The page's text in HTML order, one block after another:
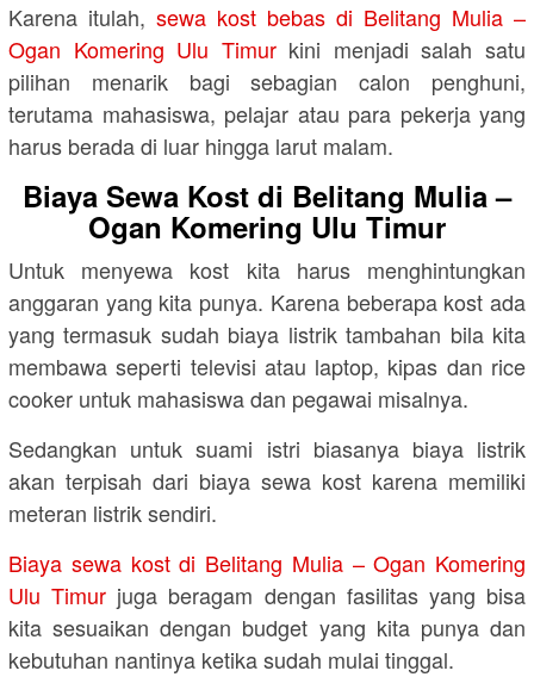
Karena itulah, sewa kost bebas di Belitang Mulia –
Ogan Komering Ulu Timurkini menjadi salah satu
pilihan menarik bagi sebagian calon penghuni,
terutama mahasiswa, pelajar atau para pekerja yang
harus berada di luar hingga larut malam.
Biaya Sewa Kost di Belitang Mulia –
Ogan Komering Ulu Timur
Untuk menyewa kost kita harus menghintungkan
anggaran yang kita punya. Karena beberapa kost ada
yang termasuk sudah biaya listrik tambahan bila kita
membawa seperti televisi atau laptop, kipas dan rice
cooker untuk mahasiswa dan pegawai misalnya.
Sedangkan untuk suami istri biasanya biaya listrik
akan terpisah dari biaya sewa kost karena memiliki
meteran listrik sendiri.
Biaya sewa kost di Belitang Mulia – Ogan Komering
Ulu Timur juga beragam dengan fasilitas yang bisa
kita sesuaikan dengan budget yang kita punya dan
kebutuhan nantinya ketika sudah mulai tinggal.